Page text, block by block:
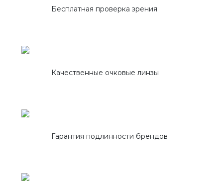
Бесплатная проверка зрения
Качественные очковые линзы
Гарантия подлинности брендов